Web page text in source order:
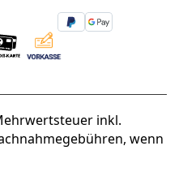
inkl.
wenn